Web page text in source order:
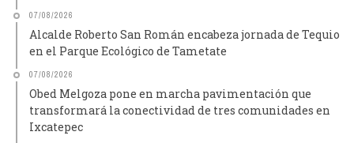
07/08/2026
Alcalde Roberto San Román encabeza jornada de Tequio
en el Parque Ecológico de Tametate
07/08/2026
Obed Melgoza pone en marcha pavimentación que
transformará la conectividad de tres comunidades en
Ixcatepec